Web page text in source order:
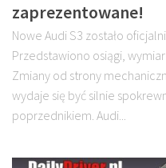
zaprezentowane!
Nowe Audi S3 zostało
Przedstawiono osiągi,
Zmiany od strony
wydaje się być silnie
poprzednikiem. Audi...